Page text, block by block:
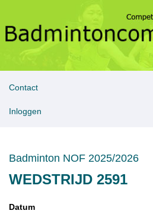
Contact
Inloggen
Badminton NOF 2025/2026
WEDSTRIJD 2591
Datum